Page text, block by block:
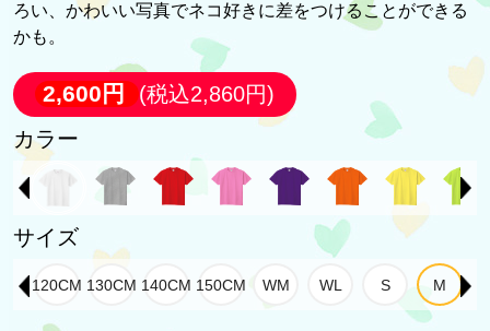
ろい、かわいい写真でネコ好きに差をつけることができる
かも。
2,600円
(税込2,860円)
カラー
サイズ